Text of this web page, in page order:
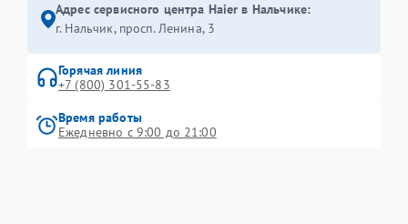
Адрес сервисного центра Haier в Нальчике:
г. Нальчик, просп. Ленина, 3
Горячая линия
+7 (800) 301-55-83
Время работы
Ежедневно с 9:00 до 21:00